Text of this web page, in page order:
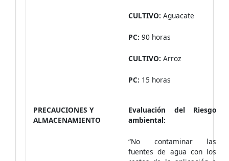
CULTIVO: Aguacate
PC: 90 horas
CULTIVO: Arroz
PC: 15 horas
PRECAUCIONES Y
ALMACENAMIENTO
Evaluación del Riesgo
ambiental:
“No contaminar las
fuentes de agua con los